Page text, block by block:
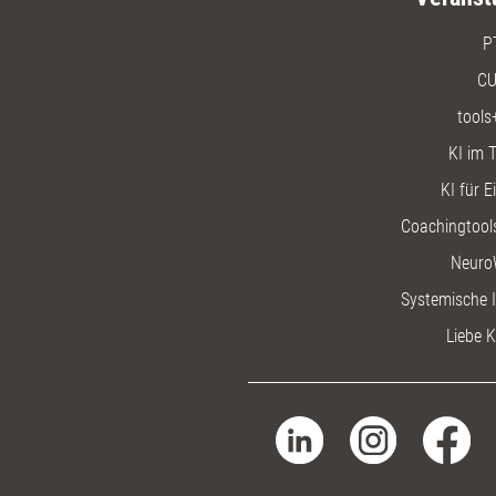
KI im
KI für
Systemische
Liebe